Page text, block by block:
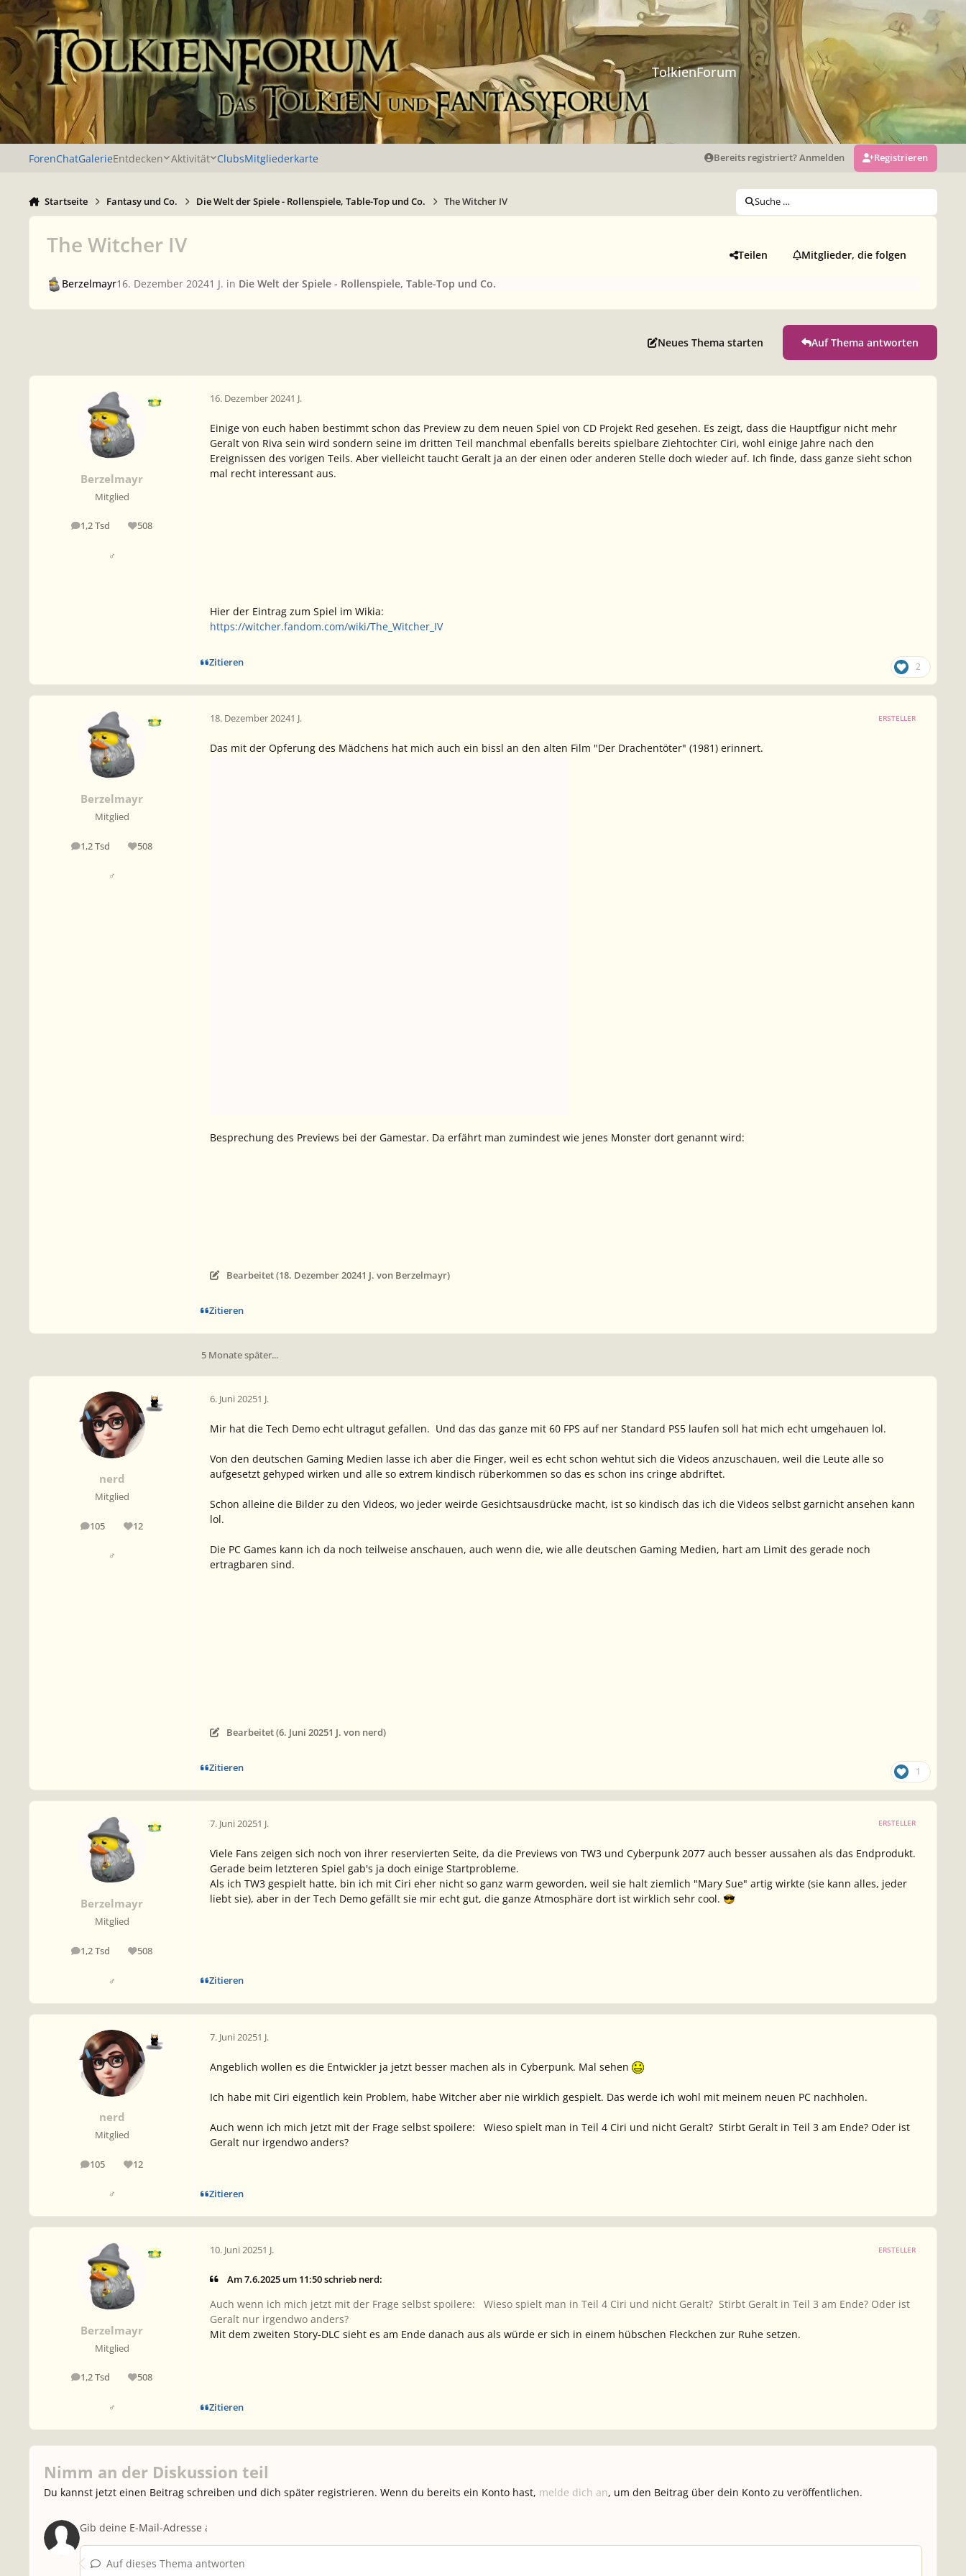
Zu Inhalt springen
TolkienForum
ForenChatGalerieEntdecken Aktivität ClubsMitgliederkarte Bereits registriert? Anmelden Registrieren
Startseite Fantasy und Co. Die Welt der Spiele - Rollenspiele, Table-Top und Co. The Witcher IV Suche …
The Witcher IV Teilen Mitglieder, die folgen
Berzelmayr16. Dezember 20241 J. in Die Welt der Spiele - Rollenspiele, Table-Top und Co.
Neues Thema starten Auf Thema antworten
Berzelmayr
Mitglied
1,2 Tsd
Beiträge 508
Reputation
♂
16. Dezember 20241 J.
Einige von euch haben bestimmt schon das Preview zu dem neuen Spiel von CD Projekt Red gesehen. Es zeigt, dass die Hauptfigur nicht mehr
Geralt von Riva sein wird sondern seine im dritten Teil manchmal ebenfalls bereits spielbare Ziehtochter Ciri, wohl einige Jahre nach den
Ereignissen des vorigen Teils. Aber vielleicht taucht Geralt ja an der einen oder anderen Stelle doch wieder auf. Ich finde, dass ganze sieht schon
mal recht interessant aus.
Hier der Eintrag zum Spiel im Wikia:
https://witcher.fandom.com/wiki/The_Witcher_IV
Zitieren 2
Berzelmayr
Mitglied
1,2 Tsd
Beiträge 508
Reputation
♂
18. Dezember 20241 J. ERSTELLER
Das mit der Opferung des Mädchens hat mich auch ein bissl an den alten Film "Der Drachentöter" (1981) erinnert.
Besprechung des Previews bei der Gamestar. Da erfährt man zumindest wie jenes Monster dort genannt wird:
Bearbeitet (18. Dezember 20241 J. von Berzelmayr)
Zitieren
5 Monate später...
nerd
Mitglied
105
Beiträge 12
Reputation
♂
6. Juni 20251 J.
Mir hat die Tech Demo echt ultragut gefallen. Und das das ganze mit 60 FPS auf ner Standard PS5 laufen soll hat mich echt umgehauen lol.
Von den deutschen Gaming Medien lasse ich aber die Finger, weil es echt schon wehtut sich die Videos anzuschauen, weil die Leute alle so
aufgesetzt gehyped wirken und alle so extrem kindisch rüberkommen so das es schon ins cringe abdriftet.
Schon alleine die Bilder zu den Videos, wo jeder weirde Gesichtsausdrücke macht, ist so kindisch das ich die Videos selbst garnicht ansehen kann
lol.
Die PC Games kann ich da noch teilweise anschauen, auch wenn die, wie alle deutschen Gaming Medien, hart am Limit des gerade noch
ertragbaren sind.
Bearbeitet (6. Juni 20251 J. von nerd)
Zitieren 1
Berzelmayr
Mitglied
1,2 Tsd
Beiträge 508
Reputation
♂
7. Juni 20251 J. ERSTELLER
Viele Fans zeigen sich noch von ihrer reservierten Seite, da die Previews von TW3 und Cyberpunk 2077 auch besser aussahen als das Endprodukt.
Gerade beim letzteren Spiel gab's ja doch einige Startprobleme.
Als ich TW3 gespielt hatte, bin ich mit Ciri eher nicht so ganz warm geworden, weil sie halt ziemlich "Mary Sue" artig wirkte (sie kann alles, jeder
liebt sie), aber in der Tech Demo gefällt sie mir echt gut, die ganze Atmosphäre dort ist wirklich sehr cool.
Zitieren
nerd
Mitglied
105
Beiträge 12
Reputation
♂
7. Juni 20251 J.
Angeblich wollen es die Entwickler ja jetzt besser machen als in Cyberpunk. Mal sehen
Ich habe mit Ciri eigentlich kein Problem, habe Witcher aber nie wirklich gespielt. Das werde ich wohl mit meinem neuen PC nachholen.
Auch wenn ich mich jetzt mit der Frage selbst spoilere: Wieso spielt man in Teil 4 Ciri und nicht Geralt? Stirbt Geralt in Teil 3 am Ende? Oder ist
Geralt nur irgendwo anders?
Zitieren
Berzelmayr
Mitglied
1,2 Tsd
Beiträge 508
Reputation
♂
10. Juni 20251 J. ERSTELLER
Am 7.6.2025 um 11:50 schrieb nerd:
Auch wenn ich mich jetzt mit der Frage selbst spoilere: Wieso spielt man in Teil 4 Ciri und nicht Geralt? Stirbt Geralt in Teil 3 am Ende? Oder ist
Geralt nur irgendwo anders?
Mit dem zweiten Story-DLC sieht es am Ende danach aus als würde er sich in einem hübschen Fleckchen zur Ruhe setzen.
Zitieren
Nimm an der Diskussion teil
Du kannst jetzt einen Beitrag schreiben und dich später registrieren. Wenn du bereits ein Konto hast, melde dich an, um den Beitrag über dein Konto zu veröffentlichen.
Auf dieses Thema antworten